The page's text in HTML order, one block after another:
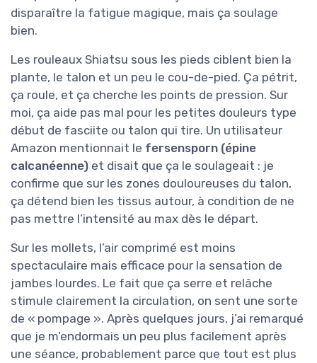
disparaître la fatigue magique, mais ça soulage
bien.
Les rouleaux Shiatsu sous les pieds ciblent bien la
plante, le talon et un peu le cou-de-pied. Ça pétrit,
ça roule, et ça cherche les points de pression. Sur
moi, ça aide pas mal pour les petites douleurs type
début de fasciite ou talon qui tire. Un utilisateur
Amazon mentionnait le fersensporn (épine
calcanéenne) et disait que ça le soulageait : je
confirme que sur les zones douloureuses du talon,
ça détend bien les tissus autour, à condition de ne
pas mettre l’intensité au max dès le départ.
Sur les mollets, l’air comprimé est moins
spectaculaire mais efficace pour la sensation de
jambes lourdes. Le fait que ça serre et relâche
stimule clairement la circulation, on sent une sorte
de « pompage ». Après quelques jours, j’ai remarqué
que je m’endormais un peu plus facilement après
une séance, probablement parce que tout est plus